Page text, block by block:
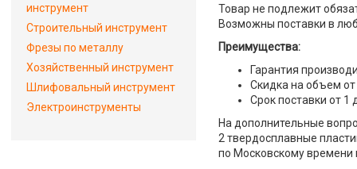
Товар не подлежит
Возможны поставки в
Преимущества:
Гарантия
Скидка на объем от
Срок поставки от 1
На дополнительные
2 твердосплавные
по Московскому времени
инструмент
Строительный инструмент
Фрезы по металлу
Хозяйственный инструмент
Шлифовальный инструмент
Электроинструменты